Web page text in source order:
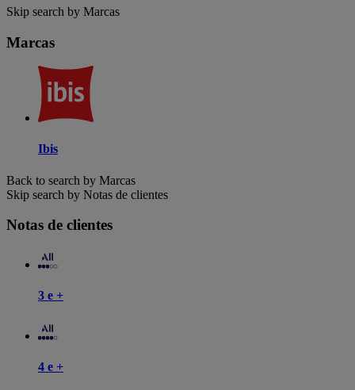
Skip search by Marcas
Marcas
Ibis
Back to search by Marcas
Skip search by Notas de clientes
Notas de clientes
3 e +
4 e +